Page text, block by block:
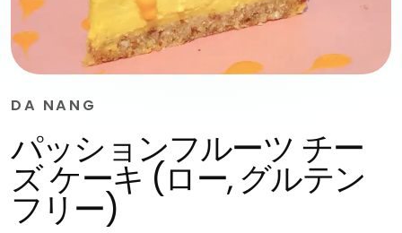
DA NANG
パッションフルーツ チー
ズ ケーキ (ロー, グルテン
フリー)